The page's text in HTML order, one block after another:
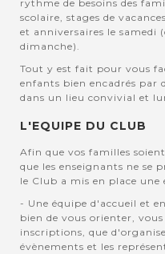
rythme de besoins des
scolaire, stages de
et anniversaires le samedi
dimanche).
Tout y est fait pour vous
enfants bien encadrés par
dans un lieu convivial et
L'EQUIPE DU CLUB
Afin que vos familles
que les enseignants ne se
le Club a mis en place
- Une équipe d'accueil et
bien de vous orienter,
inscriptions, que
évènements et les